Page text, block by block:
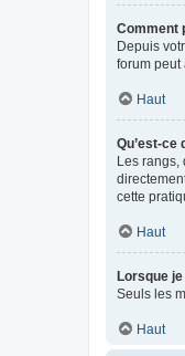
Comment
Depuis
forum peut
Haut
Qu’est-ce
Les rangs,
cette
Haut
Lorsque
Seuls les
Haut